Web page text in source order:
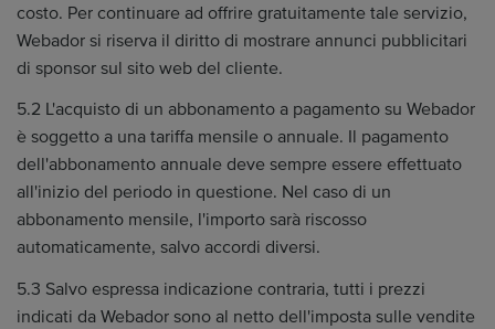
costo. Per continuare ad offrire gratuitamente tale servizio,
Webador si riserva il diritto di mostrare annunci pubblicitari
di sponsor sul sito web del cliente.
5.2 L'acquisto di un abbonamento a pagamento su Webador
è soggetto a una tariffa mensile o annuale. Il pagamento
dell'abbonamento annuale deve sempre essere effettuato
all'inizio del periodo in questione. Nel caso di un
abbonamento mensile, l'importo sarà riscosso
automaticamente, salvo accordi diversi.
5.3 Salvo espressa indicazione contraria, tutti i prezzi
indicati da Webador sono al netto dell'imposta sulle vendite